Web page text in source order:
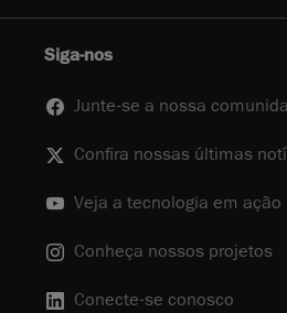
Siga-nos
Junte-se a nossa
Confira nossas últimas
Veja a tecnologia em ação
Conheça nossos projetos
Conecte-se conosco